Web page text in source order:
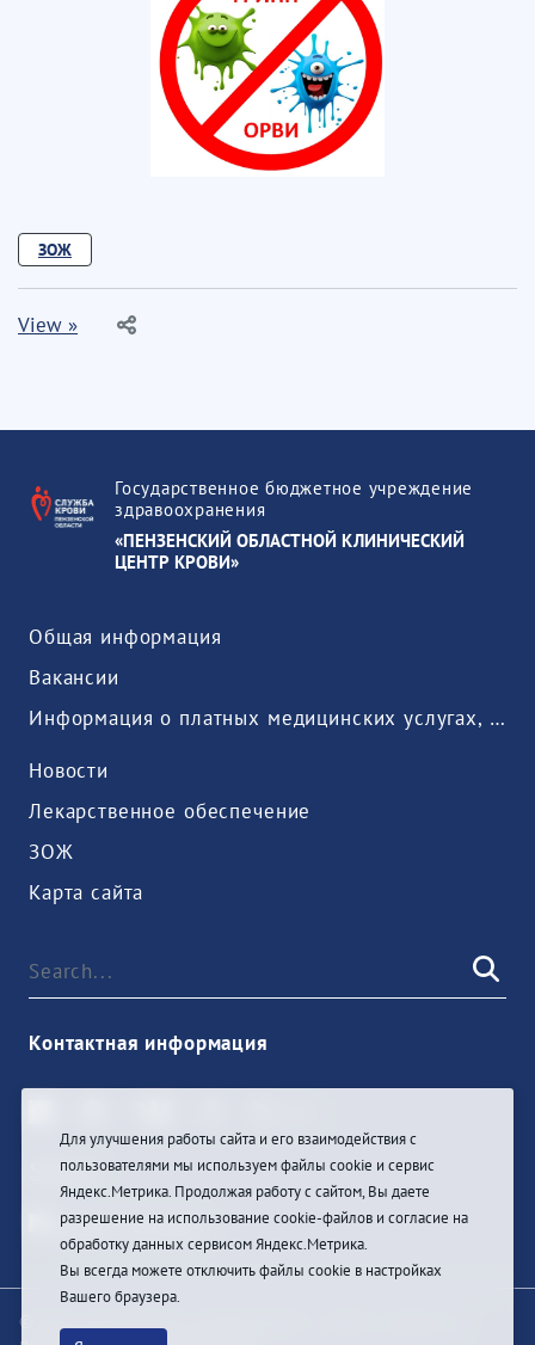
ЗОЖ
View »
Государственное бюджетное учреждение
здравоохранения
«ПЕНЗЕНСКИЙ ОБЛАСТНОЙ КЛИНИЧЕСКИЙ
ЦЕНТР КРОВИ»
Общая информация
Вакансии
Информация о платных медицинских услугах, предоставляемых медицинской организацией
Новости
Лекарственное обеспечение
ЗОЖ
Карта сайта
Контактная информация
Sign In
© При цитировании информации с сайта ссылка на
Для улучшения работы сайта и его взаимодействия с
пользователями мы используем файлы cookie и сервис
Яндекс.Метрика. Продолжая работу с сайтом, Вы даете
разрешение на использование cookie-файлов и согласие на
обработку данных сервисом Яндекс.Метрика.
Вы всегда можете отключить файлы cookie в настройках
Вашего браузера.